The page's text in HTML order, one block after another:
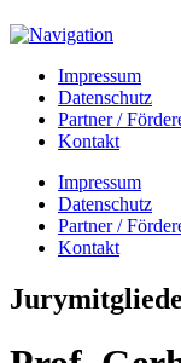
Impressum
Datenschutz
Partner /
Kontakt
Impressum
Datenschutz
Partner /
Kontakt